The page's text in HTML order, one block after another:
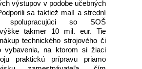
výstupov v podobe učebných
sa taktiež malí a strední
spolupracujúci so SOŠ
takmer 10 mil. eur. Tie
technického strojového či
vybavenia, na ktorom si žiaci
praktickú prípravu priamo